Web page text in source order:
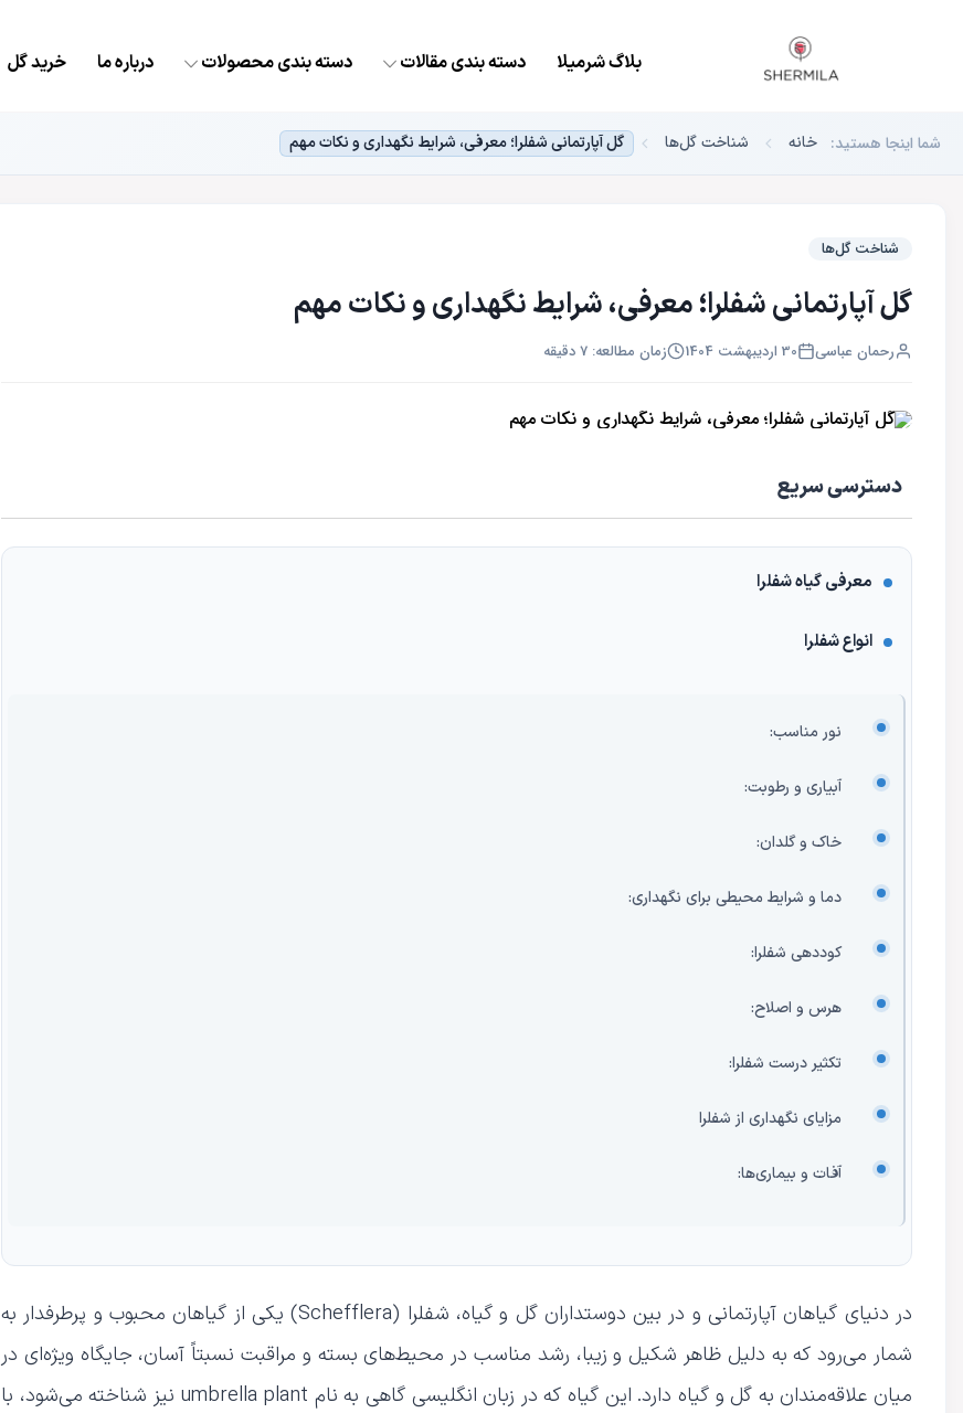
بلاگ شرمیلا دسته بندی مقالات دسته بندی محصولات درباره ما خرید گل
شما اینجا هستید: خانه شناخت گل‌ها گل آپارتمانی شفلرا؛ معرفی، شرایط نگهداری و نکات مهم
شناخت گل‌ها
گل آپارتمانی شفلرا؛ معرفی، شرایط نگهداری و نکات مهم
رحمان عباسی 30 اردیبهشت 1404 زمان مطالعه: 7 دقیقه
دسترسی سریع
معرفی گیاه شفلرا
انواع شفلرا
نور مناسب:
آبیاری و رطوبت:
خاک و گلدان:
دما و شرایط محیطی برای نگهداری:
کوددهی شفلرا:
هرس و اصلاح:
تکثیر درست شفلرا:
مزایای نگهداری از شفلرا
آفات و بیماری‌ها:
در دنیای گیاهان آپارتمانی و در بین دوستداران گل و گیاه، شفلرا (Schefflera) یکی از گیاهان محبوب و پرطرفدار به
شمار می‌رود که به دلیل ظاهر شکیل و زیبا، رشد مناسب در محیط‌های بسته و مراقبت نسبتاً آسان، جایگاه ویژه‌ای در
میان علاقه‌مندان به گل و گیاه دارد. این گیاه که در زبان انگلیسی گاهی به نام umbrella plant نیز شناخته می‌شود، با